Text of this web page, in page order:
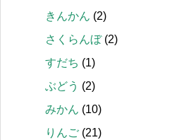
きんかん (2)
さくらんぼ(2)
すだち (1)
ぶどう (2)
みかん (10)
りんご (21)